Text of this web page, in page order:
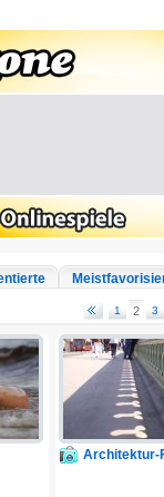
1 2 3
Architektur-